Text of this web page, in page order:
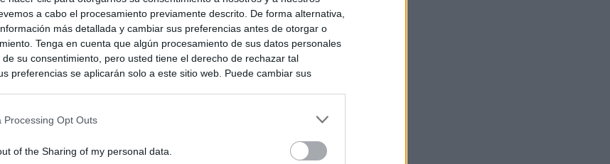
a cabo el procesamiento previamente descrito. De forma alternativa,
más detallada y cambiar sus preferencias antes de otorgar o
Tenga en cuenta que algún procesamiento de sus datos personales
su consentimiento, pero usted tiene el derecho de rechazar tal
preferencias se aplicarán solo a este sitio web. Puede cambiar sus
Processing Opt Outs
of the Sharing of my personal data.